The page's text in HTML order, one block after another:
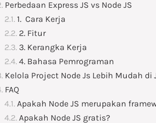
Perbedaan Express JS vs Node JS
1. Cara Kerja
2. Fitur
3. Kerangka Kerja
4. Bahasa Pemrograman
Kelola Project Node Js Lebih Mudah
FAQ
Apakah Node JS merupakan
Apakah Node JS gratis?